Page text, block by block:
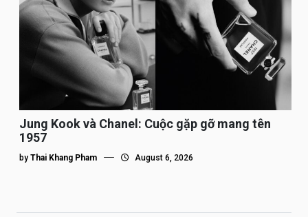
Jung Kook và Chanel: Cuộc gặp gỡ mang tên
1957
by Thai Khang Pham August 6, 2026